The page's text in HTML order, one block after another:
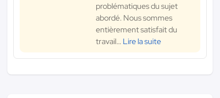
problématiques du sujet
abordé. Nous sommes
entièrement satisfait du
travail… Lire la suite